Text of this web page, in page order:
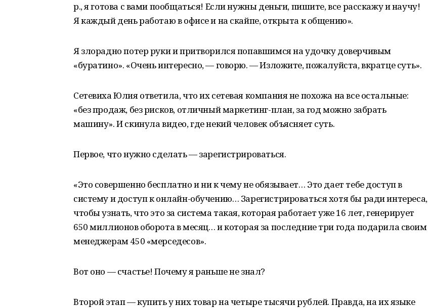
р., я готова с вами пообщаться! Если нужны деньги, пишите, все расскажу и научу!
Я каждый день работаю в офисе и на скайпе, открыта к общению».
Я злорадно потер руки и притворился попавшимся на удочку доверчивым
«буратино». «Очень интересно, — говорю. — Изложите, пожалуйста, вкратце суть».
Сетевиха Юлия ответила, что их сетевая компания не похожа на все остальные:
«без продаж, без рисков, отличный маркетинг-план, за год можно забрать
машину». И скинула видео, где некий человек объясняет суть.
Первое, что нужно сделать — зарегистрироваться.
«Это совершенно бесплатно и ни к чему не обязывает… Это дает тебе доступ в
систему и доступ к онлайн-обучению… Зарегистрироваться хотя бы ради интереса,
чтобы узнать, что это за система такая, которая работает уже 16 лет, генерирует
650 миллионов оборота в месяц… и которая за последние три года подарила своим
менеджерам 450 «мерседесов».
Вот оно — счастье! Почему я раньше не знал?
Второй этап — купить у них товар на четыре тысячи рублей. Правда, на их языке